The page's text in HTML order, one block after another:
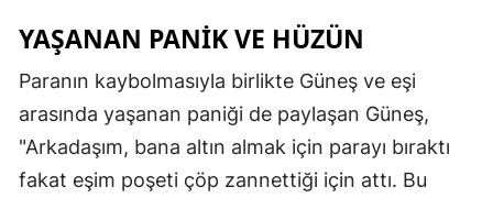
YAŞANAN PANIK VE HÜZÜN
Paranın kaybolmasıyla birlikte Güneş ve eşi
arasında yaşanan paniği de paylaşan Güneş,
"Arkadaşım, bana altın almak için parayı bıraktı
fakat eşim poşeti çöp zannettiği için attı. Bu